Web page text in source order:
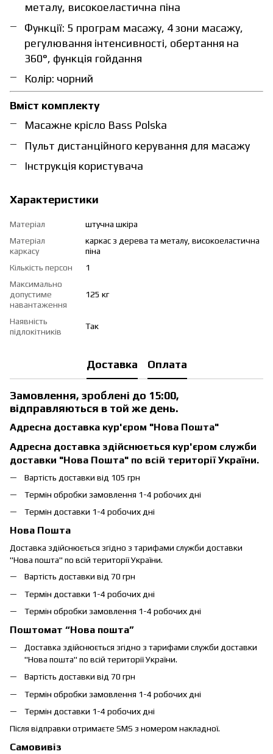
металу, високоеластична піна
Функції: 5 програм масажу, 4 зони масажу,
регулювання інтенсивності, обертання на
360°, функція гойдання
Колір: чорний
Вміст комплекту
Масажне крісло Bass Polska
Пульт дистанційного керування для масажу
Інструкція користувача
Характеристики
Матеріал
штучна шкіра
Матеріал
каркасу
каркас з дерева та металу, високоеластична
піна
Кількість персон
1
Максимально
допустиме
навантаження
125 кг
Наявність
підлокітників
Так
Доставка Оплата
Замовлення, зроблені до 15:00,
відправляються в той же день.
Адресна доставка кур'єром "Нова Пошта"
Адресна доставка здійснюється кур'єром служби
доставки "Нова Пошта" по всій території України.
Вартість доставки від 105 грн
Термін обробки замовлення 1-4 робочих дні
Термін доставки 1-4 робочих дні
Нова Пошта
Доставка здійснюється згідно з тарифами служби доставки
"Нова пошта" по всій території України.
Вартість доставки від 70 грн
Термін доставки 1-4 робочих дні
Термін обробки замовлення 1-4 робочих дні
Поштомат “Нова пошта”
Доставка здійснюється згідно з тарифами служби доставки
"Нова пошта" по всій території України.
Вартість доставки від 70 грн
Термін обробки замовлення 1-4 робочих дні
Термін доставки 1-4 робочих дні
Після відправки отримаєте SMS з номером накладної.
Самовивіз